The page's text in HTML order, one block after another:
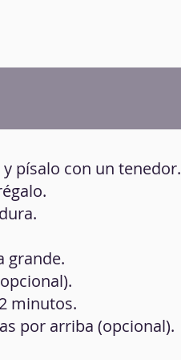
písalo con un tenedor.
grande.
minutos.
por arriba (opcional).